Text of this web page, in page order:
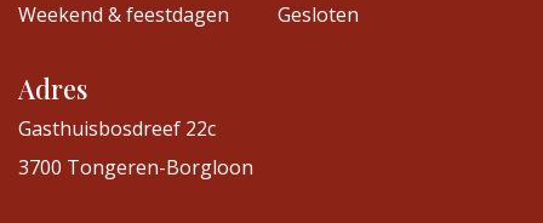
Weekend & feestdagen
Gesloten
Adres
Gasthuisbosdreef 22c
3700 Tongeren-Borgloon